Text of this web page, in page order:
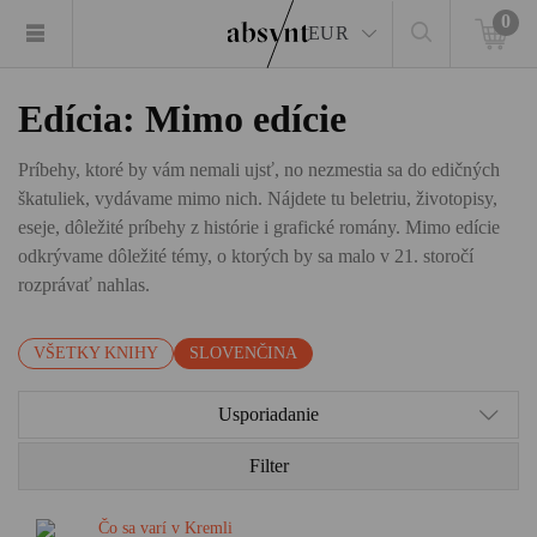
EUR
0
Edícia: Mimo edície
Príbehy, ktoré by vám nemali ujsť, no nezmestia sa do edičných
škatuliek, vydávame mimo nich. Nájdete tu beletriu, životopisy,
eseje, dôležité príbehy z histórie i grafické romány. Mimo edície
odkrývame dôležité témy, o ktorých by sa malo v 21. storočí
rozprávať nahlas.
VŠETKY KNIHY SLOVENČINA
Usporiadanie
Filter